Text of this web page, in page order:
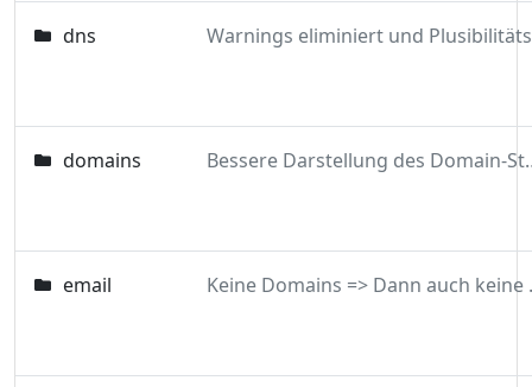
dns
domains Bessere
email Keine